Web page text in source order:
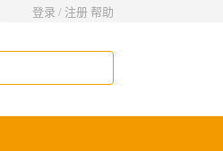
登录 / 注册 帮助